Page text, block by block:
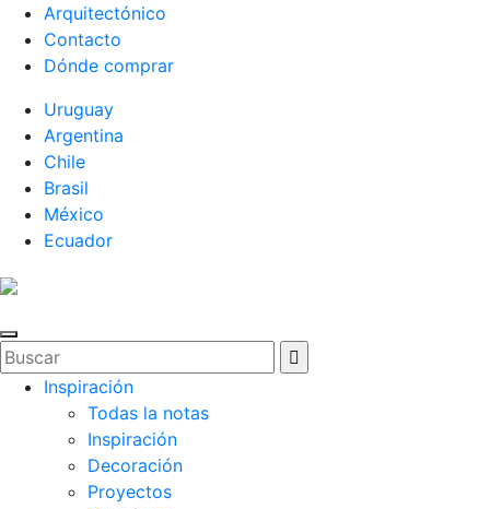
Arquitectónico
Contacto
Dónde comprar
Uruguay
Argentina
Chile
Brasil
México
Ecuador
Inspiración
Todas la notas
Inspiración
Decoración
Proyectos